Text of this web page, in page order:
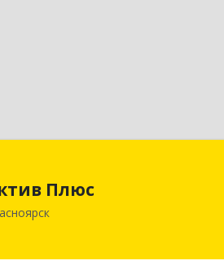
Плюс
Красноярск г, Обороны ул, дом № 3,